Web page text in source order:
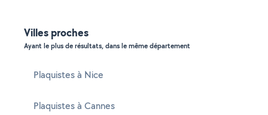
Villes proches
Ayant le plus de résultats, dans le même département
Plaquistes à Nice
Plaquistes à Cannes